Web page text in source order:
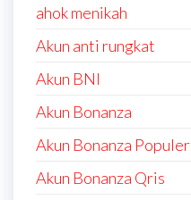
ahok menikah
Akun anti rungkat
Akun BNI
Akun Bonanza
Akun Bonanza Populer
Akun Bonanza Qris